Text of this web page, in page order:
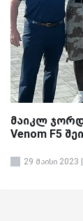
მაიკლ
Venom F5
29 მაისი 2023